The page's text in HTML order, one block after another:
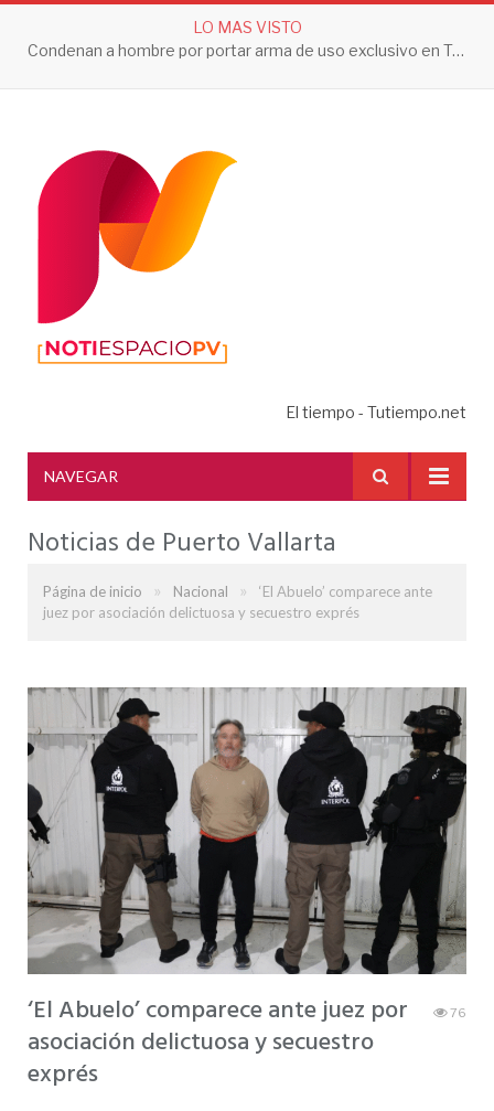
LO MAS VISTO
Condenan a hombre por portar arma de uso exclusivo en Tepic
El tiempo - Tutiempo.net
NAVEGAR
Noticias de Puerto Vallarta
Página de inicio » Nacional »
‘El Abuelo’ comparece ante
juez por asociación delictuosa y secuestro exprés
‘El Abuelo’ comparece ante juez por
asociación delictuosa y secuestro
exprés
76